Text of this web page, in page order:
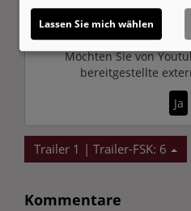
© CINEPROG ...macht Lust auf Ihr
Möchten Sie von
bereitgestellte
Ja
Trailer 1 | Trailer-FSK: 6
Kommentare
Lassen Sie mich wählen